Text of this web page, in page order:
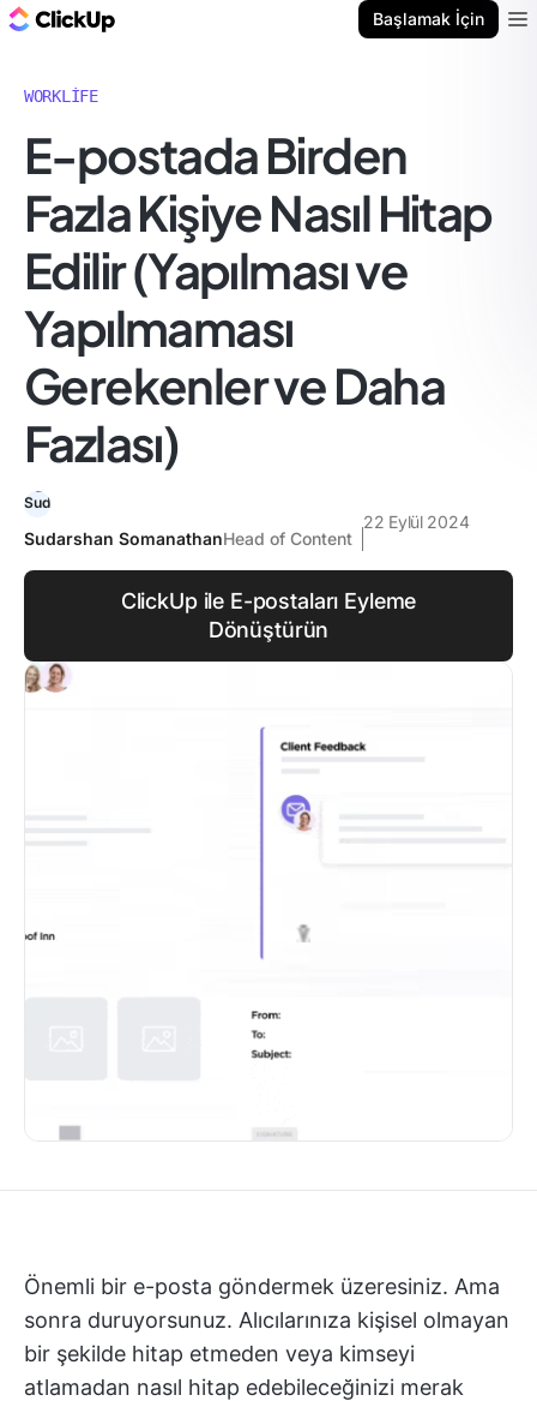
Başlamak İçin
WORKLIFE
E-postada Birden
Fazla Kişiye Nasıl Hitap
Edilir (Yapılması ve
Yapılmaması
Gerekenler ve Daha
Fazlası)
Sudarshan SomanathanHead of Content
22 Eylül 2024
ClickUp ile E-postaları Eyleme
Dönüştürün
Önemli bir e-posta göndermek üzeresiniz. Ama
sonra duruyorsunuz. Alıcılarınıza kişisel olmayan
bir şekilde hitap etmeden veya kimseyi
atlamadan nasıl hitap edebileceğinizi merak